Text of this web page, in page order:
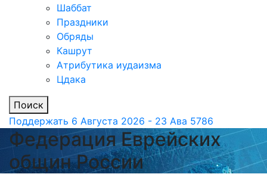
Шаббат
Праздники
Обряды
Кашрут
Атрибутика иудаизма
Цдака
Поиск
Поддержать 6 Августа 2026 - 23 Ава 5786
Федерация Еврейских
общин России